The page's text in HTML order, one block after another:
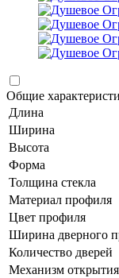
Общие
Длина
Ширина
Высота
Форма
Толщина стекла
Материал профиля
Цвет профиля
Ширина дверного
Количество дверей
Механизм